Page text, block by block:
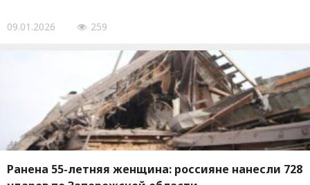
09.01.2026 259
Ранена 55-летняя женщина: россияне нанесли 728